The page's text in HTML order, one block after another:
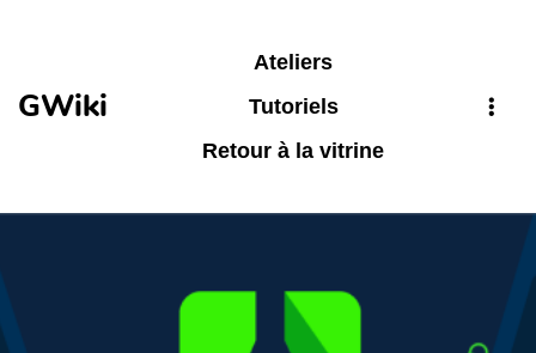
GWiki
Ateliers
Tutoriels
Retour à la vitrine